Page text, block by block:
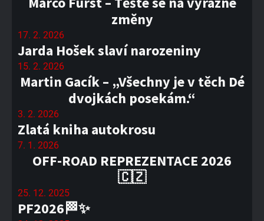
změny
17. 2. 2026
Jarda Hošek slaví narozeniny
15. 2. 2026
Martin Gacík – „Všechny je v těch Dé
dvojkách posekám.“
3. 2. 2026
Zlatá kniha autokrosu
7. 1. 2026
OFF-ROAD REPREZENTACE 2026
🇨🇿
25. 12. 2025
PF2026🏁✨